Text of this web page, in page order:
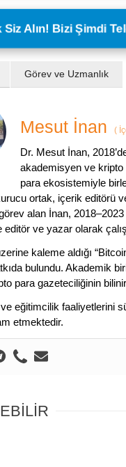
Siz Alın! Bizi Şimdi
Görev ve Uzmanlık
Mesut İnan (
Dr. Mesut İnan,
akademisyen ve kripto
para ekosistemiyle
ortak, içerik editörü
alan İnan, 2018–2023
editör ve yazar olarak
kaleme aldığı
bulundu. Akademik
para gazeteciliğinin
eğitimcilik faaliyetlerini
etmektedir.